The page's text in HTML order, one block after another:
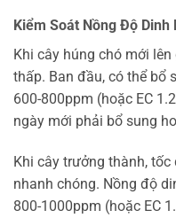
Kiểm Soát Nồng Độ Dinh
Khi cây húng chó mới
thấp. Ban đầu, có thể bổ
600-800ppm (hoặc EC
ngày mới phải bổ sung
Khi cây trưởng thành,
nhanh chóng. Nồng độ
800-1000ppm (hoặc EC